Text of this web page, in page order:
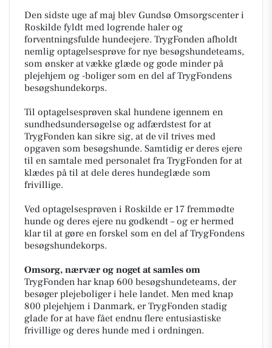
Den sidste uge af maj blev Gundsø Omsorgscenter i
Roskilde fyldt med logrende haler og
forventningsfulde hundeejere. TrygFonden afholdt
nemlig optagelsesprøve for nye besøgshundeteams,
som ønsker at vække glæde og gode minder på
plejehjem og -boliger som en del af TrygFondens
besøgshundekorps.
Til optagelsesprøven skal hundene igennem en
sundhedsundersøgelse og adfærdstest for at
TrygFonden kan sikre sig, at de vil trives med
opgaven som besøgshunde. Samtidig er deres ejere
til en samtale med personalet fra TrygFonden for at
klædes på til at dele deres hundeglæde som
frivillige.
Ved optagelsesprøven i Roskilde er 17 fremmødte
hunde og deres ejere nu godkendt – og er hermed
klar til at gøre en forskel som en del af TrygFondens
besøgshundekorps.
Omsorg, nærvær og noget at samles om
TrygFonden har knap 600 besøgshundeteams, der
besøger plejeboliger i hele landet. Men med knap
800 plejehjem i Danmark, er TrygFonden stadig
glade for at have fået endnu flere entusiastiske
frivillige og deres hunde med i ordningen.